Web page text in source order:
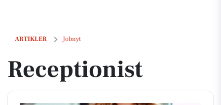
ARTIKLER Jobnyt
Receptionist
Receptionist